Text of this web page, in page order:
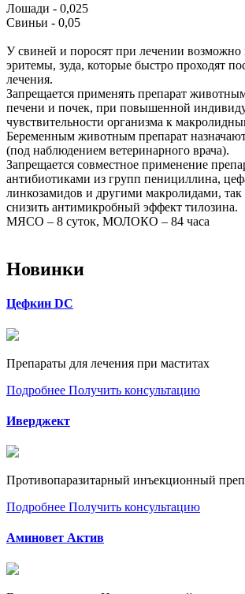
Лошади - 0,025
Свиньи - 0,05
У свиней и поросят при лечении возможно
эритемы, зуда, которые быстро проходят
лечения.
Запрещается применять препарат
печени и почек, при повышенной
чувствительности организма к
Беременным животным препарат
(под наблюдением ветеринарного врача).
Запрещается совместное применение
антибиотиками из групп пенициллина,
линкозамидов и другими макролидами, так
снизить антимикробный эффект тилозина.
МЯСО – 8 суток, МОЛОКО – 84 часа
Новинки
Цефкин DC
Препараты для лечения при маститах
Подробнее Получить консультацию
Иверджект
Противопаразитарный инъекционный
Подробнее Получить консультацию
Аминовет Актив